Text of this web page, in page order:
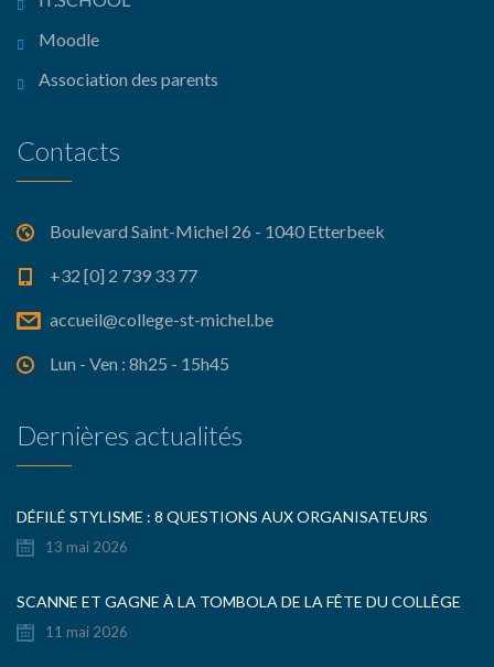
Moodle
Association des parents
Contacts
Boulevard Saint-Michel 26 - 1040 Etterbeek
+32 [0] 2 739 33 77
accueil@college-st-michel.be
Lun - Ven : 8h25 - 15h45
Dernières actualités
DÉFILÉ STYLISME : 8 QUESTIONS AUX ORGANISATEURS
13 mai 2026
SCANNE ET GAGNE À LA TOMBOLA DE LA FÊTE DU COLLÈGE
11 mai 2026